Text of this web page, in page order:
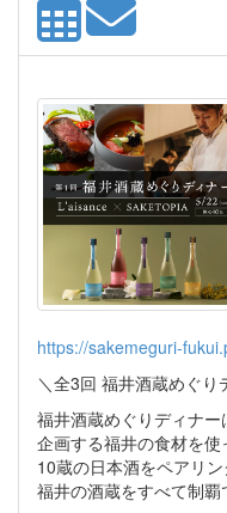
https://sakemeguri-
＼全3回 福井酒蔵めぐ
福井酒蔵めぐりディナ
企画する福井の食材を
10蔵の日本酒をペアリ
福井の酒蔵をすべて制覇